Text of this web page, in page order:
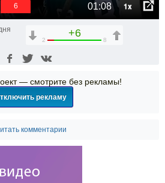
01:08 1x
6
+6
2 8
— смотрите без рекламы!
рекламу
комментарии